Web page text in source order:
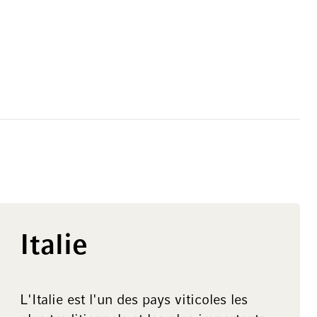
Italie
L'Italie est l'un des pays viticoles les